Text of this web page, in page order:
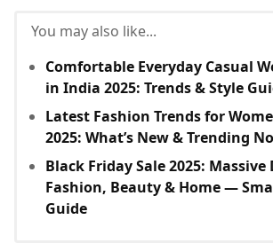
You may also like...
Comfortable Everyday Casual
in India 2025: Trends & Style
Latest Fashion Trends for
2025: What’s New & Trending
Black Friday Sale 2025:
Fashion, Beauty & Home —
Guide